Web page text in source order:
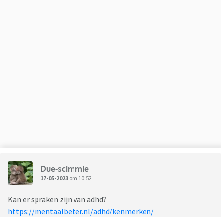
Due-scimmie
17-05-2023 om 10:52
Kan er spraken zijn van adhd?
https://mentaalbeter.nl/adhd/kenmerken/